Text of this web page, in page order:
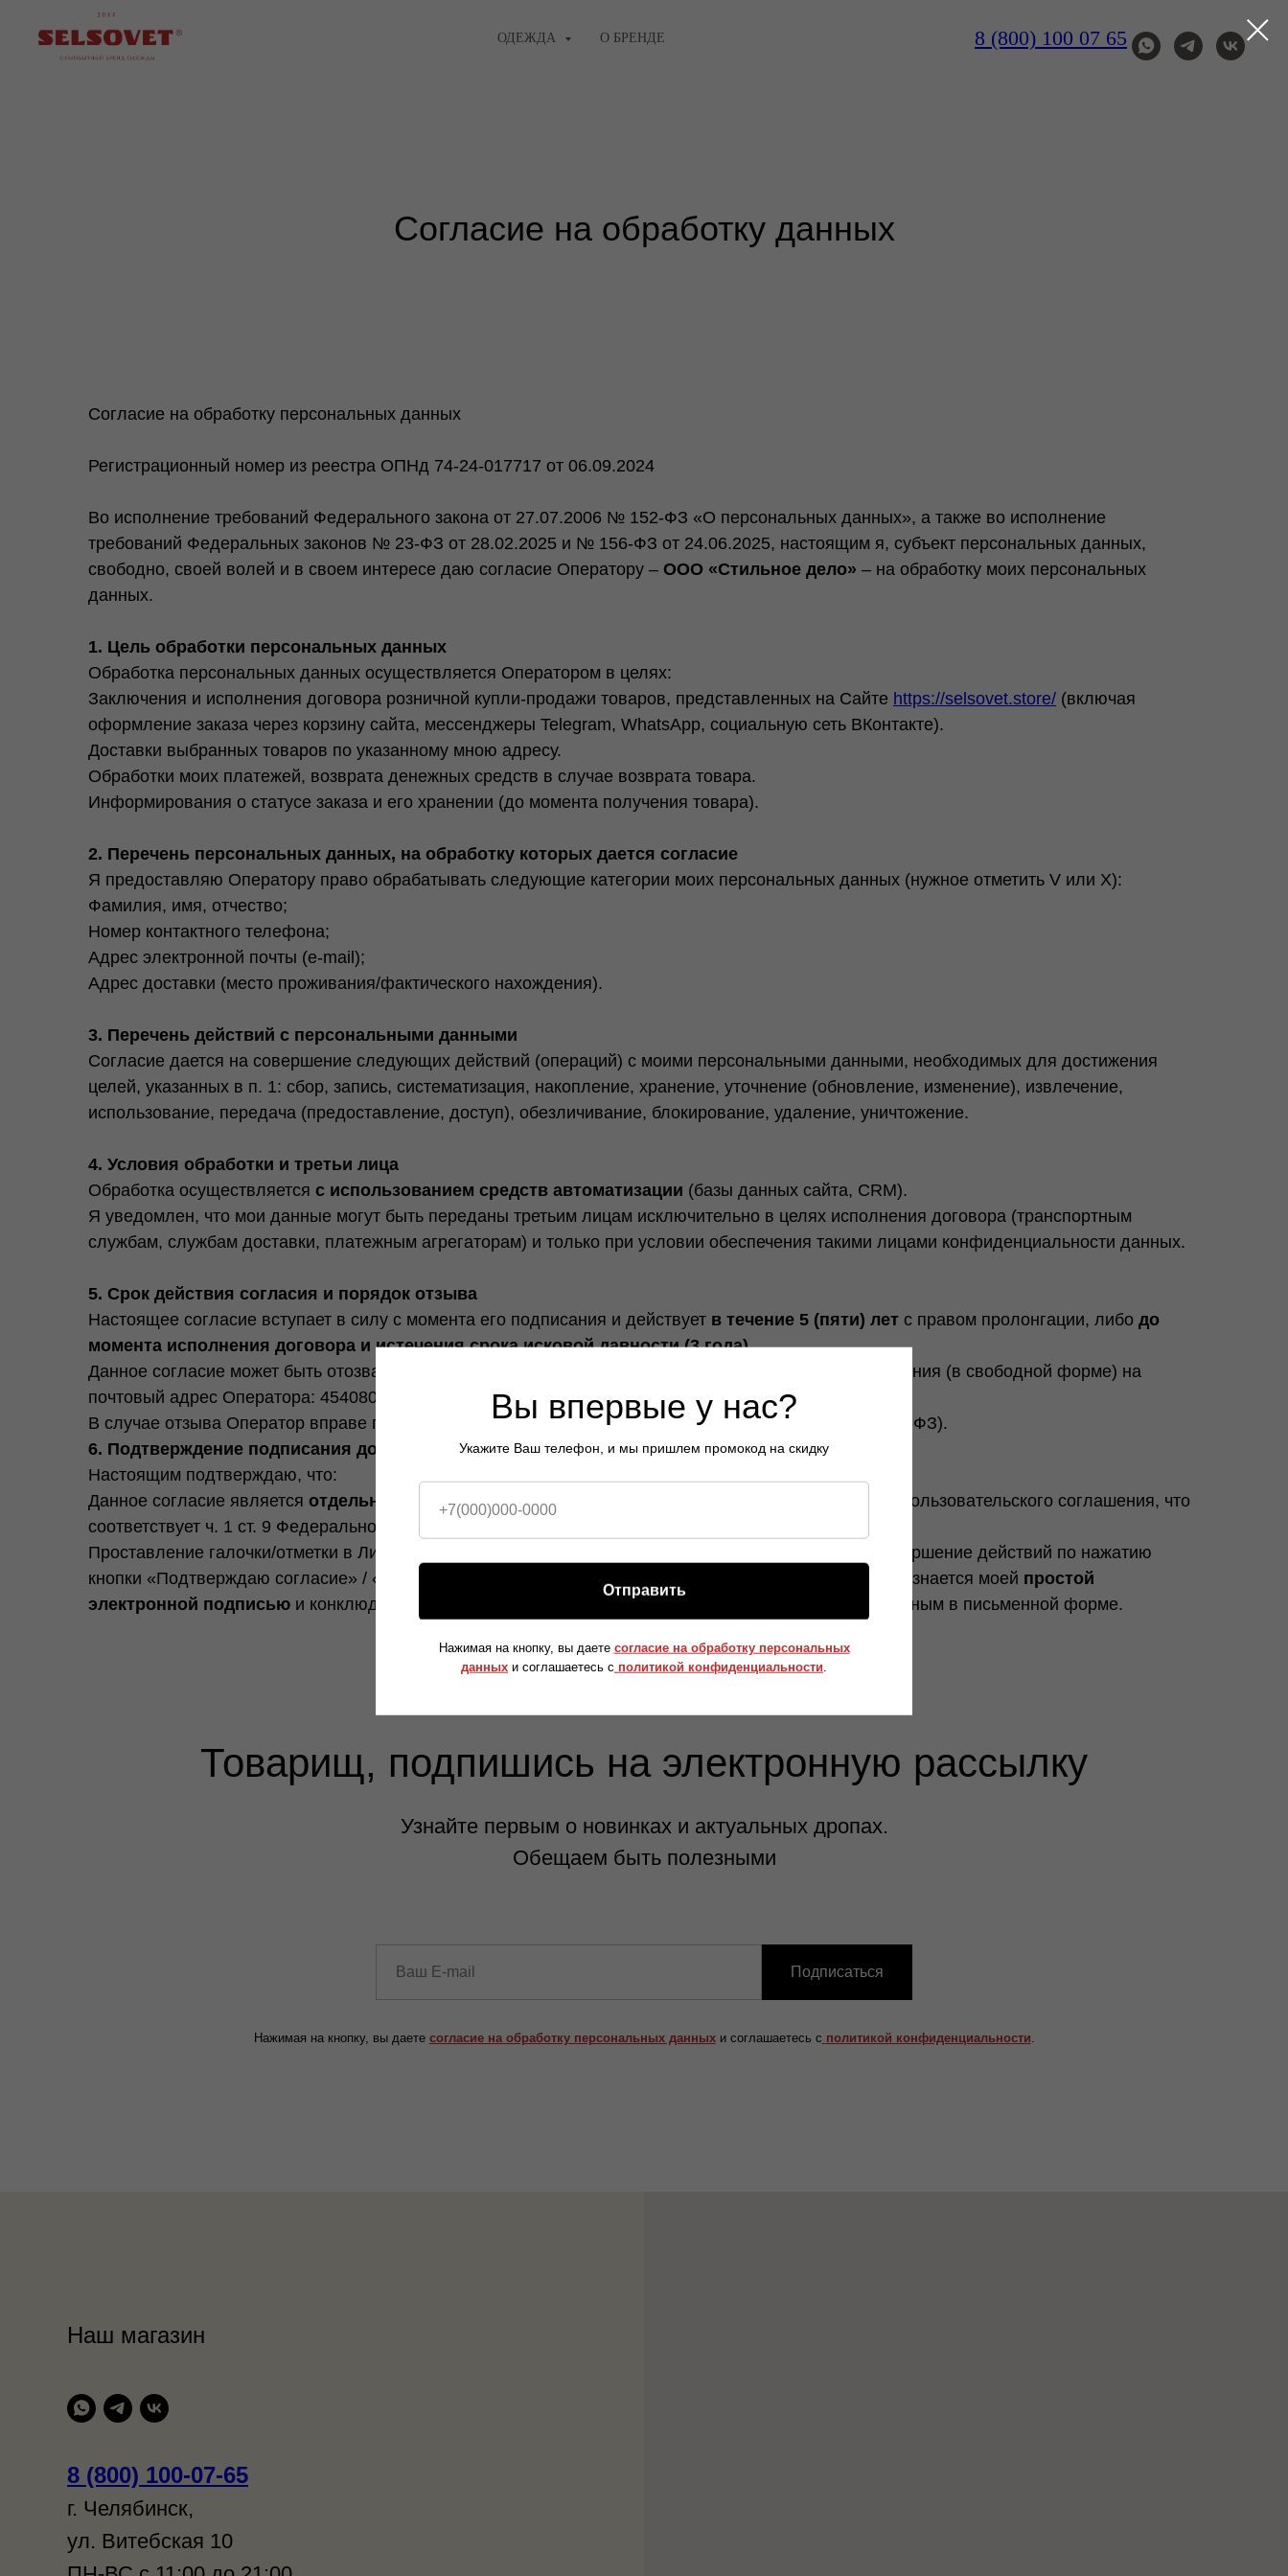
ОДЕЖДА О БРЕНДЕ 8 (800) 100 07 65
Согласие на обработку данных
Согласие на обработку персональных данных
Регистрационный номер из реестра ОПНд 74-24-017717 от 06.09.2024
Во исполнение требований Федерального закона от 27.07.2006 № 152-ФЗ «О персональных данных», а также во исполнение
требований Федеральных законов № 23-ФЗ от 28.02.2025 и № 156-ФЗ от 24.06.2025, настоящим я, субъект персональных данных,
свободно, своей волей и в своем интересе даю согласие Оператору – ООО «Стильное дело» – на обработку моих персональных
данных.
1. Цель обработки персональных данных
Обработка персональных данных осуществляется Оператором в целях:
Заключения и исполнения договора розничной купли-продажи товаров, представленных на Сайте https://selsovet.store/ (включая
оформление заказа через корзину сайта, мессенджеры Telegram, WhatsApp, социальную сеть ВКонтакте).
Доставки выбранных товаров по указанному мною адресу.
Обработки моих платежей, возврата денежных средств в случае возврата товара.
Информирования о статусе заказа и его хранении (до момента получения товара).
2. Перечень персональных данных, на обработку которых дается согласие
Я предоставляю Оператору право обрабатывать следующие категории моих персональных данных (нужное отметить V или X):
Фамилия, имя, отчество;
Номер контактного телефона;
Адрес электронной почты (e-mail);
Адрес доставки (место проживания/фактического нахождения).
3. Перечень действий с персональными данными
Согласие дается на совершение следующих действий (операций) с моими персональными данными, необходимых для достижения
целей, указанных в п. 1: сбор, запись, систематизация, накопление, хранение, уточнение (обновление, изменение), извлечение,
использование, передача (предоставление, доступ), обезличивание, блокирование, удаление, уничтожение.
4. Условия обработки и третьи лица
Обработка осуществляется с использованием средств автоматизации (базы данных сайта, CRM).
Я уведомлен, что мои данные могут быть переданы третьим лицам исключительно в целях исполнения договора (транспортным
службам, службам доставки, платежным агрегаторам) и только при условии обеспечения такими лицами конфиденциальности данных.
5. Срок действия согласия и порядок отзыва
Настоящее согласие вступает в силу с момента его подписания и действует в течение 5 (пяти) лет с правом пролонгации, либо до
момента исполнения договора и истечения срока исковой давности (3 года).
Данное согласие может быть отозвано мной в любой момент путем направления письменного заявления (в свободной форме) на
почтовый адрес Оператора: 454080, г. Челябинск, ул. Витебская, д. 10, помещ. 10.
В случае отзыва Оператор вправе продолжить обработку при наличии законных оснований (ст. 6 152-ФЗ).
6. Подтверждение подписания документа
Настоящим подтверждаю, что:
Данное согласие является отдельным документом, не входящим в состав публичной оферты или пользовательского соглашения, что
соответствует ч. 1 ст. 9 Федерального закона от 27.07.2006 № 152-ФЗ (в ред. от 24.06.2025).
Проставление галочки/отметки в Личном кабинете на Сайте, в форме заказа в мессенджере или совершение действий по нажатию
кнопки «Подтверждаю согласие» / «Оплатить» после ознакомления с текстом данного документа признается моей простой
электронной подписью и конклюдентными действиями, достаточными для признания согласия данным в письменной форме.
Товарищ, подпишись на электронную рассылку
Узнайте первым о новинках и актуальных дропах.
Обещаем быть полезными
Подписаться
Нажимая на кнопку, вы даете согласие на обработку персональных данныхи соглашаетесь c политикой конфиденциальности.
Наш магазин
8 (800) 100-07-65
г. Челябинск,
ул. Витебская 10
Вы впервые у нас?
Укажите Ваш телефон, и мы пришлем промокод на скидку
Отправить
Нажимая на кнопку, вы даете согласие на обработку персональных
данных и соглашаетесь c политикой конфиденциальности